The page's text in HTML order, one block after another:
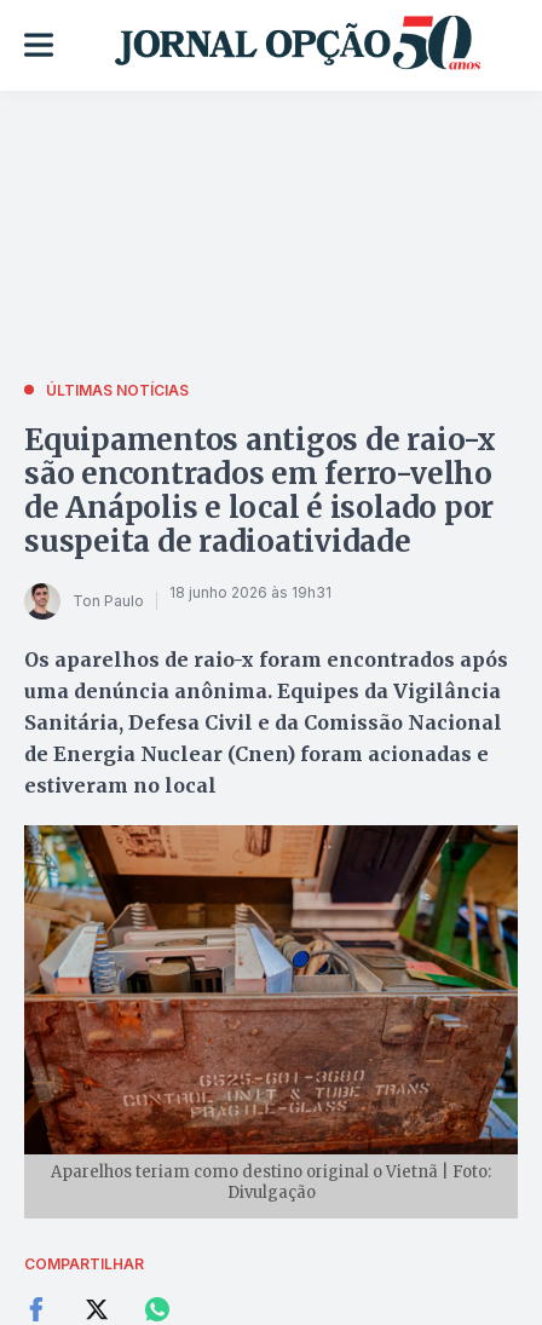
ÚLTIMAS NOTÍCIAS
Equipamentos antigos de raio-x
são encontrados em ferro-velho
de Anápolis e local é isolado por
suspeita de radioatividade
Ton Paulo 18 junho 2026 às 19h31
Os aparelhos de raio-x foram encontrados após
uma denúncia anônima. Equipes da Vigilância
Sanitária, Defesa Civil e da Comissão Nacional
de Energia Nuclear (Cnen) foram acionadas e
estiveram no local
Aparelhos teriam como destino original o Vietnã | Foto:
Divulgação
COMPARTILHAR